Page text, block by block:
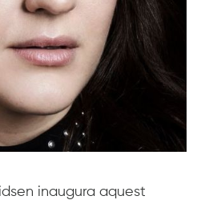
inaugura aquest